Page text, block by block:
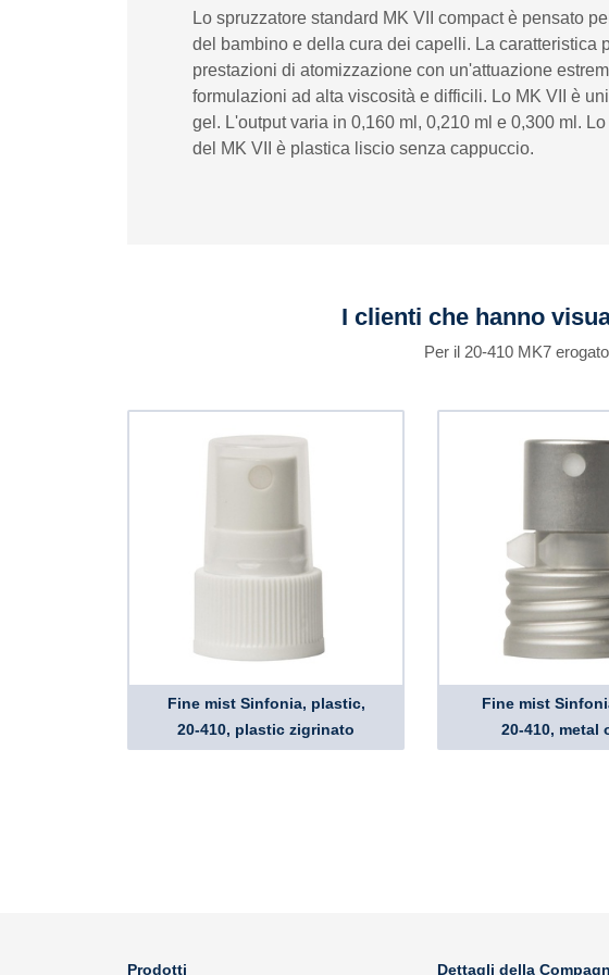
Lo spruzzatore standard MK VII compact è pensato
del bambino e della cura dei capelli. La caratteristica
prestazioni di atomizzazione con un'attuazione
formulazioni ad alta viscosità e difficili. Lo MK VII è
gel. L'output varia in 0,160 ml, 0,210 ml e 0,300 ml.
del MK VII è plastica liscio senza cappuccio.
I clienti che hanno
Per il 20-410 MK7
Fine mist Sinfonia, plastic,
20-410, plastic zigrinato
Fine mist
20-410, metal
Prodotti Dettagli della